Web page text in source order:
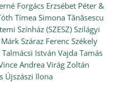
Forgács Erzsébet Péter &
Tímea Simona Tănăsescu
Színház (SZESZ) Szilágyi
Száraz Ferenc Székely
Talmácsi István Vajda Tamás
Andrea Virág Zoltán
Újszászi Ilona